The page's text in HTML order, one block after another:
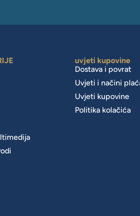
uvjeti kupovine
Dostava i povrat
Uvjeti i načini
Uvjeti kupovine
Politika kolačića